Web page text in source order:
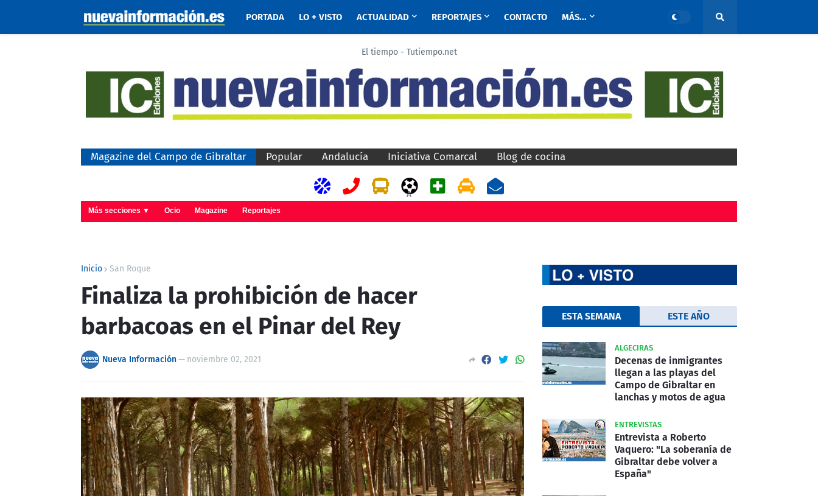
PORTADA LO + VISTO ACTUALIDAD REPORTAJES CONTACTO MÁS...
El tiempo - Tutiempo.net
Magazine del Campo de Gibraltar Popular Andalucía Iniciativa Comarcal Blog de cocina
A
Más secciones ▼ Ocio Magazine Reportajes
Inicio San Roque
Finaliza la prohibición de hacer
barbacoas en el Pinar del Rey
Nueva Información— noviembre 02, 2021
ESTA SEMANA ESTE AÑO
ALGECIRAS
Decenas de inmigrantes
llegan a las playas del
Campo de Gibraltar en
lanchas y motos de agua
ENTREVISTAS
Entrevista a Roberto
Vaquero: "La soberanía de
Gibraltar debe volver a
España"